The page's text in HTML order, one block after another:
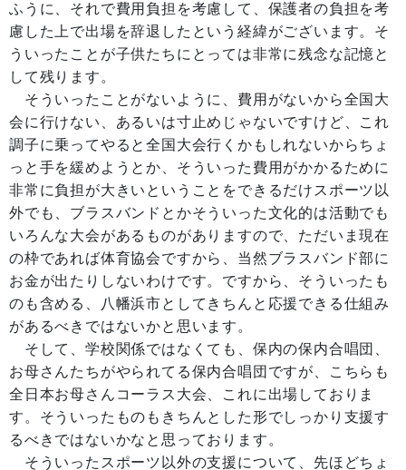
ふうに、それで費用負担を考慮して、保護者の負担を考
慮した上で出場を辞退したという経緯がございます。そ
ういったことが子供たちにとっては非常に残念な記憶と
して残ります。
そういったことがないように、費用がないから全国大
会に行けない、あるいは寸止めじゃないですけど、これ
調子に乗ってやると全国大会行くかもしれないからちょ
っと手を緩めようとか、そういった費用がかかるために
非常に負担が大きいということをできるだけスポーツ以
外でも、ブラスバンドとかそういった文化的は活動でも
いろんな大会があるものがありますので、ただいま現在
の枠であれば体育協会ですから、当然ブラスバンド部に
お金が出たりしないわけです。ですから、そういったも
のも含める、八幡浜市としてきちんと応援できる仕組み
があるべきではないかと思います。
そして、学校関係ではなくても、保内の保内合唱団、
お母さんたちがやられてる保内合唱団ですが、こちらも
全日本お母さんコーラス大会、これに出場しておりま
す。そういったものもきちんとした形でしっかり支援す
るべきではないかなと思っております。
そういったスポーツ以外の支援について、先ほどちょ